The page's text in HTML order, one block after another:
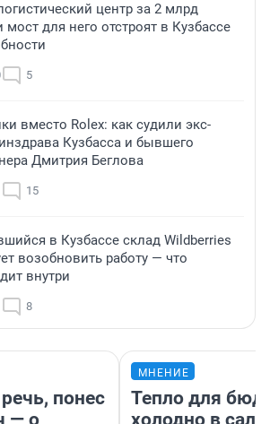
центр за 2 млрд
мост для него отстроят в Кузбассе
5
вместо Rolex: как судили экс-
Кузбасса и бывшего
Дмитрия Беглова
15
в Кузбассе склад Wildberries
возобновить работу — что
внутри
8
понес
— о
МНЕНИЕ
Тепло для
холодно в